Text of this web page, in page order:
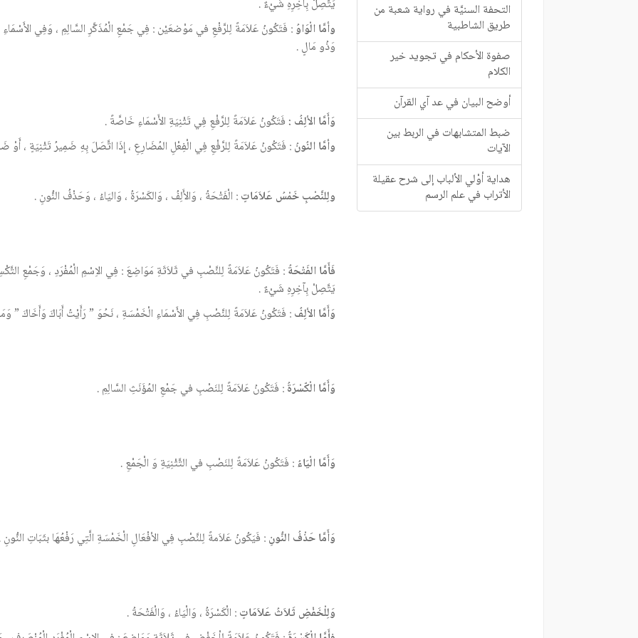
التحفة السنيَّة في رواية شعبة من
طريق الشاطبية
صفوة الأحكام في تجويد خير
الكلام
أوضح البيان في عد آي القرآن
ضبط المتشابهات في الربط بين
الآيات
هداية أوْلي الألباب إلى شرح عقيلة
الأتراب في علم الرسم
يَتَّصِلْ بِآخِرِهِ شَيْءٌ .
وأمَّا الْوَاوُ: فَتَكُونُ عَلاَمَةً لِلرَّفْعِ في مَوْضعَيْن : فِي جَمْعِ الْمُذَكَّرِ السَّالِمِ ، وَفِي
وَذُو مَالٍ .
وَأَمَّا الألِفُ : فَتَكُونُ عَلاَمَةً لِلرَّفْعِ فِي تَثْنِيَةِ الأَسْمَاءِ خَاصَّةً .
وأمَّا النُونُ: فَتَكُونُ عَلاَمَةً لِلرَّفْعِ فِي الْفِعْلِ المُضَارِعِ ، إِذَا اتَّصَلَ بِهِ ضَمِيرُ تَثْنِيَةٍ ، أَوْ
ولِلنَّصْبِ خَمْسُ عَلاَمَاتٍ: الْفَتْحَةُ ، وَالأَلِفُ ، وَالكَسْرَةُ ، وَاليَاءُ ، وَحَذْفُ النُّونِ .
فَأَمَّا الفَتْحَةُ: فَتَكُونُ عَلاَمَةً لِلنَّصْبِ في ثَلاَثَةِ مَوَاضِعَ : فِي الاِسْمِ الْمُفْرَدِ ، وَجَمْعِ
يَتَّصِلْ بِآخِرِهِ شَيْءٌ .
وَأَمَّا الألِفُ: فَتَكُونُ عَلاَمَةً لِلنَّصْبِ فِي الأَسْمَاءِ الْخَمْسَةِ ، نَحُوَ ” رَأَيْتُ أَبَاكَ وَأَخَاكَ ”
وَأَمَّا الْكّسْرَةُ: فَتَكُونُ عَلاَمَةً لِلنَصْبِ في جَمْعِ المُؤَنَثِ السَّالِمِ .
وَأَمَّا الْيَاءُ: فَتَكُونُ عَلاَمَةً لِلنَصْبِ في التَّثْنِيَةِ وَ الْجَمْعِ .
وَأَمَّا حَذْفُ النُّونِ: فَيَكُونُ عَلاَمةً لِلنَّصْبِ فِي الأفْعَالِ الْخَمْسَةِ الَّتِي رَفْعُهَا بثَبَاتِ النُّونِ
وَلِلْخَفْضِ ثَلاَثُ عَلاَمَاتٍ: الْكَسْرَةُ ، وَالْيَاءُ ، وَالْفَتْحَةُ .